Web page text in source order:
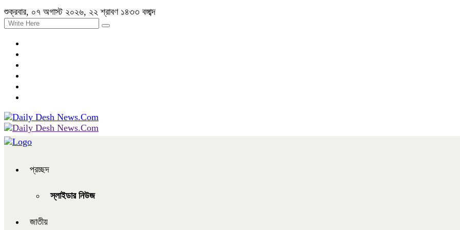
শুক্রবার, ০৭ অগাস্ট ২০২৬, ২২ শ্রাবণ ১৪৩৩ বঙ্গাব্দ
প্রচ্ছদ
স্লাইডার নিউজ
জাতীয়